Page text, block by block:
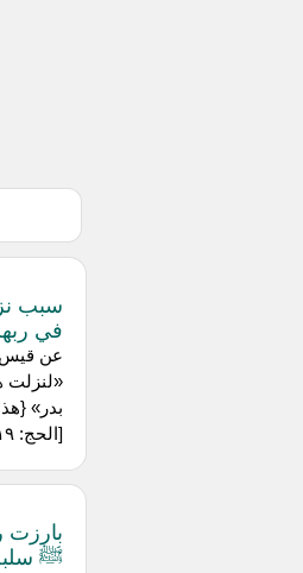
سبب
في
عن قيس
«لنزلت
بدر»
[الحج: ١٩] إلى قوله {الحريق} [الحج:...
بارزت
ﷺ